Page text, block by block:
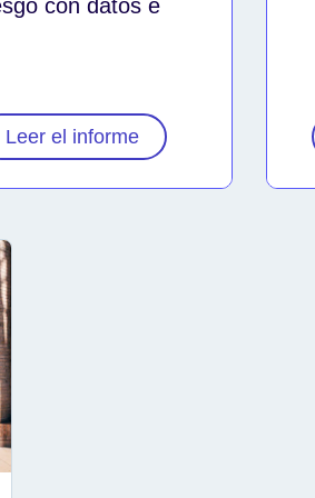
con datos e
Leer el informe